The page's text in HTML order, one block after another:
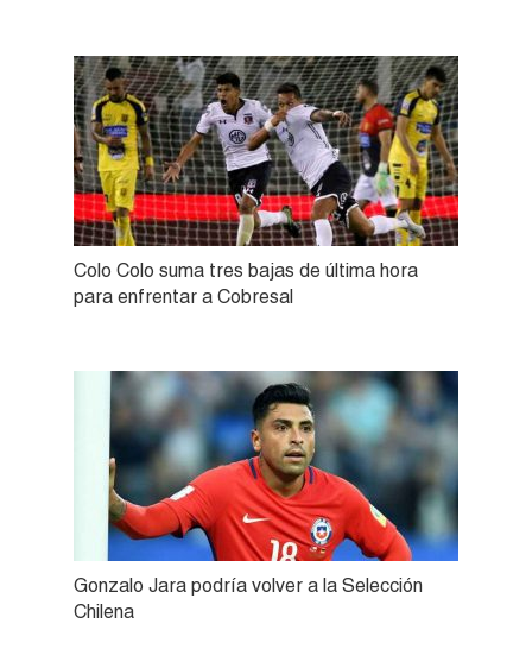
Colo Colo suma tres bajas de última hora
para enfrentar a Cobresal
Gonzalo Jara podría volver a la Selección
Chilena